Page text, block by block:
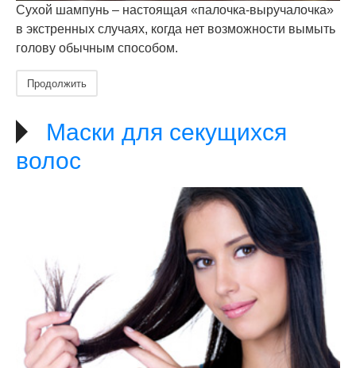
Сухой шампунь – настоящая «палочка-выручалочка»
в экстренных случаях, когда нет возможности вымыть
голову обычным способом.
Продолжить
Маски для секущихся
волос